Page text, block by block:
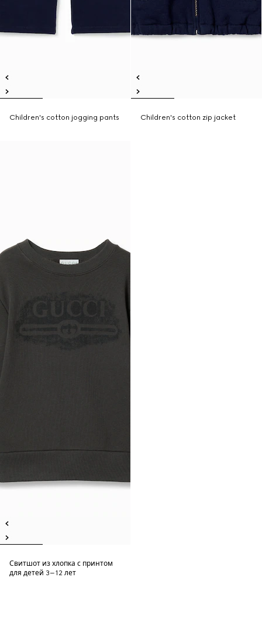
Children's cotton jogging pants Children's cotton zip jacket
Свитшот из хлопка с принтом
для детей 3–12 лет